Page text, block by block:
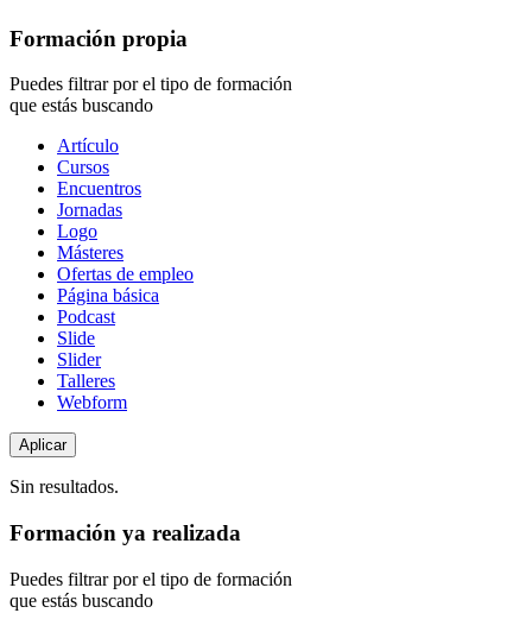
Formación propia
Puedes filtrar por el tipo de formación
que estás buscando
Tipo
contenido
Artículo
Cursos
Encuentros
Jornadas
Logo
Másteres
Ofertas de empleo
Página básica
Podcast
Slide
Slider
Talleres
Webform
Sin resultados.
Formación ya realizada
Puedes filtrar por el tipo de formación
que estás buscando